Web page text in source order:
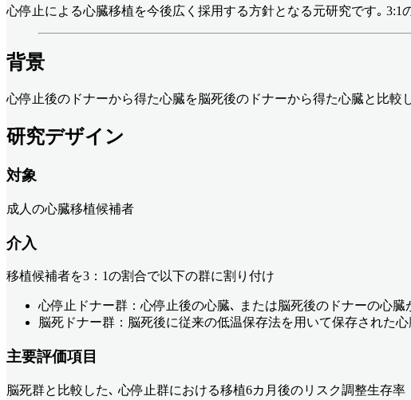
心停止による心臓移植を今後広く採用する方針となる元研究です｡
背景
心停止後のドナーから得た心臓を脳死後のドナーから得た心臓と比
研究デザイン
対象
成人の心臓移植候補者
介入
移植候補者を3：1の割合で以下の群に割り付け
心停止ドナー群：心停止後の心臓､ または脳死後のドナーの心
脳死ドナー群：脳死後に従来の低温保存法を用いて保存された
主要評価項目
脳死群と比較した､ 心停止群における移植6カ月後のリスク調整生存率